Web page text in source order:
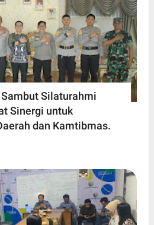
Silaturahmi
Sinergi untuk
dan Kamtibmas.